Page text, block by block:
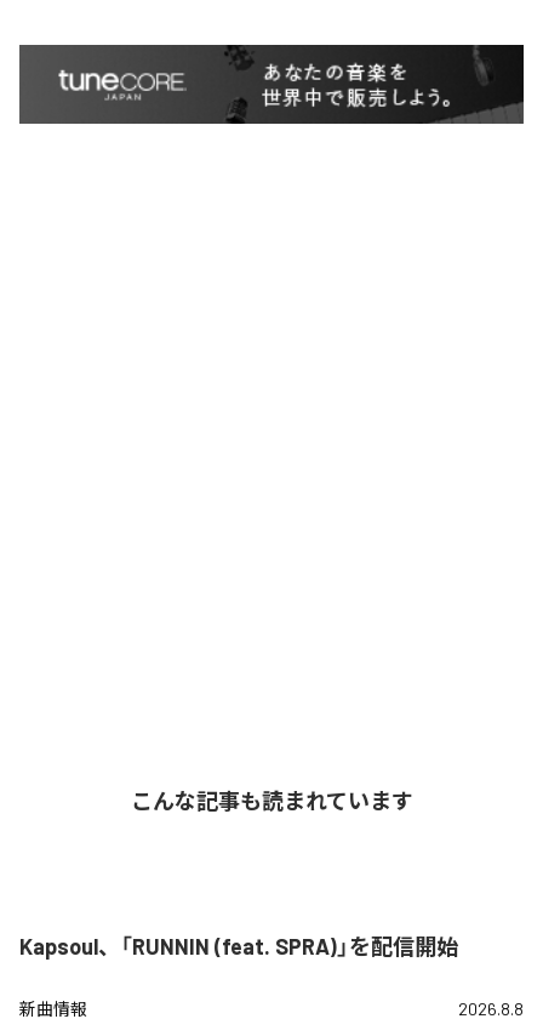
こんな記事も読まれています
Kapsoul、「RUNNIN (feat. SPRA)」を配信開始
新曲情報 2026.8.8